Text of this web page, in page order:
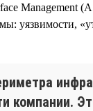
Management
уязвимости,
компании.